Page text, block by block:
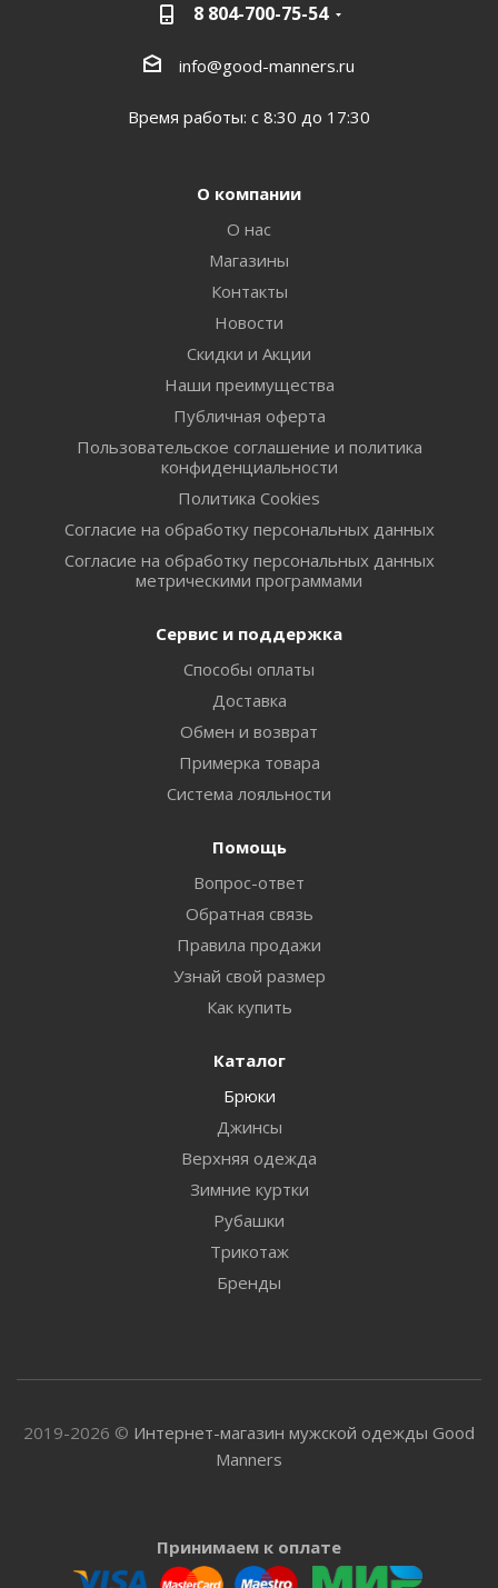
8 804-700-75-54
info@good-manners.ru
Время работы: с 8:30 до 17:30
О компании
О нас
Магазины
Контакты
Новости
Скидки и Акции
Наши преимущества
Публичная оферта
Пользовательское соглашение и политика
конфиденциальности
Политика Cookies
Согласие на обработку персональных данных
Согласие на обработку персональных данных
метрическими программами
Сервис и поддержка
Способы оплаты
Доставка
Обмен и возврат
Примерка товара
Система лояльности
Помощь
Вопрос-ответ
Обратная связь
Правила продажи
Узнай свой размер
Как купить
Каталог
Брюки
Джинсы
Верхняя одежда
Зимние куртки
Рубашки
Трикотаж
Бренды
2019-2026 © Интернет-магазин мужской одежды Good
Manners
Принимаем к оплате